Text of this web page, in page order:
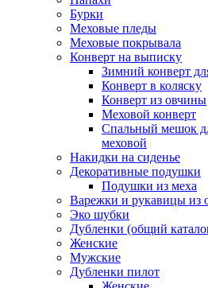
Бурки
Меховые пледы
Меховые покрывала
Конверт на выписку
Зимний конверт
Конверт в коляску
Конверт из овчины
Меховой конверт
Спальный мешок
меховой
Накидки на сиденье
Декоративные подушки
Подушки из меха
Варежки и рукавицы из
Эко шубки
Дубленки (общий
Женские
Мужские
Дубленки пилот